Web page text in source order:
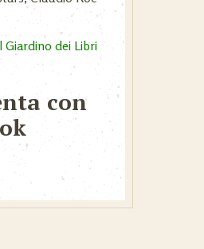
dei Libri
con